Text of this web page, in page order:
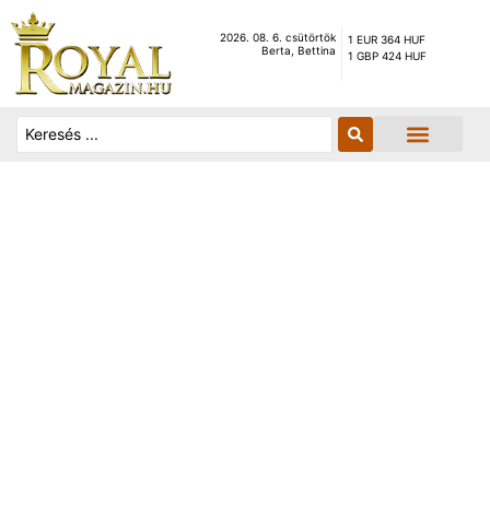
2026. 08. 6. csütörtök
Berta, Bettina
1 EUR 364 HUF
1 GBP 424 HUF